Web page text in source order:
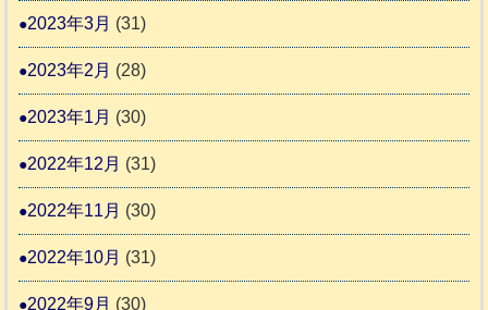
2023年3月 (31)
2023年2月 (28)
2023年1月 (30)
2022年12月 (31)
2022年11月 (30)
2022年10月 (31)
2022年9月 (30)